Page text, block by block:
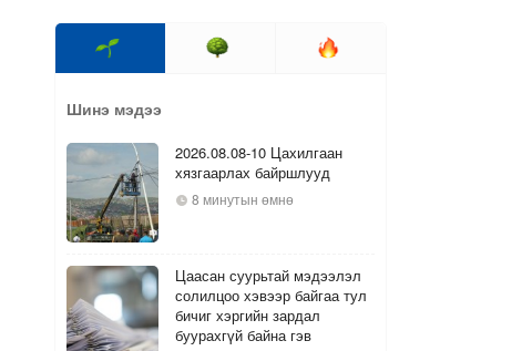
Шинэ мэдээ
2026.08.08-10 Цахилгаан
хязгаарлах байршлууд
8 минутын өмнө
Цаасан суурьтай мэдээлэл
солилцоо хэвээр байгаа тул
бичиг хэргийн зардал
буурахгүй байна гэв